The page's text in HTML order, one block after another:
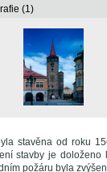
(1)
stavěna od roku
stavby je doloženo
požáru byla